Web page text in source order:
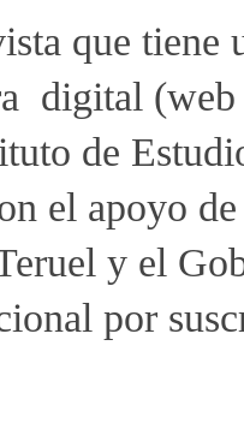
que tiene
digital
de
el apoyo
y el
por